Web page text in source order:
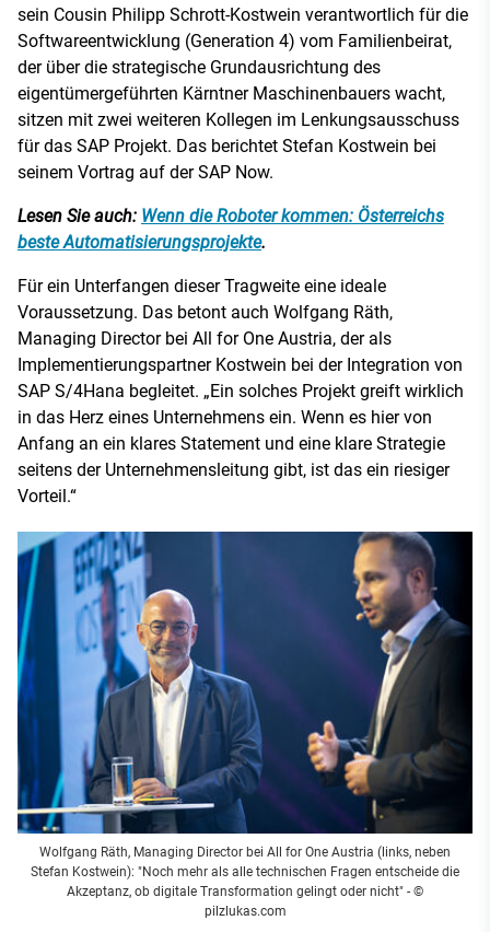
sein Cousin Philipp Schrott-Kostwein verantwortlich für die
Softwareentwicklung (Generation 4) vom Familienbeirat,
der über die strategische Grundausrichtung des
eigentümergeführten Kärntner Maschinenbauers wacht,
sitzen mit zwei weiteren Kollegen im Lenkungsausschuss
für das SAP Projekt. Das berichtet Stefan Kostwein bei
seinem Vortrag auf der SAP Now.
Lesen Sie auch: Wenn die Roboter kommen: Österreichs
beste Automatisierungsprojekte.
Für ein Unterfangen dieser Tragweite eine ideale
Voraussetzung. Das betont auch Wolfgang Räth,
Managing Director bei All for One Austria, der als
Implementierungspartner Kostwein bei der Integration von
SAP S/4Hana begleitet. „Ein solches Projekt greift wirklich
in das Herz eines Unternehmens ein. Wenn es hier von
Anfang an ein klares Statement und eine klare Strategie
seitens der Unternehmensleitung gibt, ist das ein riesiger
Vorteil.“
Wolfgang Räth, Managing Director bei All for One Austria (links, neben
Stefan Kostwein): "Noch mehr als alle technischen Fragen entscheide die
Akzeptanz, ob digitale Transformation gelingt oder nicht" - ©
pilzlukas.com